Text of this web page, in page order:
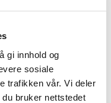
gi innhold og
sosiale
trafikken vår. Vi deler
bruker nettstedet
eller